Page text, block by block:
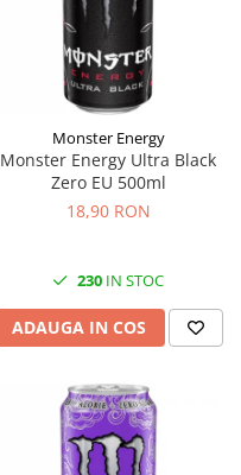
Monster Energy
Monster Energy Ultra Black
Zero EU 500ml
18,90 RON
230 IN STOC
ADAUGA IN COS